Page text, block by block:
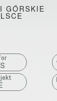
GÓRSKIE